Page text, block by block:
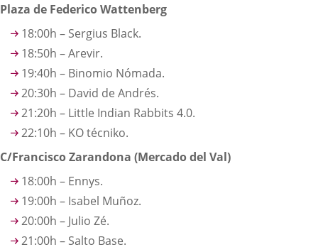
Plaza de Federico Wattenberg
18:00h – Sergius Black.
18:50h – Arevir.
19:40h – Binomio Nómada.
20:30h – David de Andrés.
21:20h – Little Indian Rabbits 4.0.
22:10h – KO técniko.
C/Francisco Zarandona (Mercado del Val)
18:00h – Ennys.
19:00h – Isabel Muñoz.
20:00h – Julio Zé.
21:00h – Salto Base.